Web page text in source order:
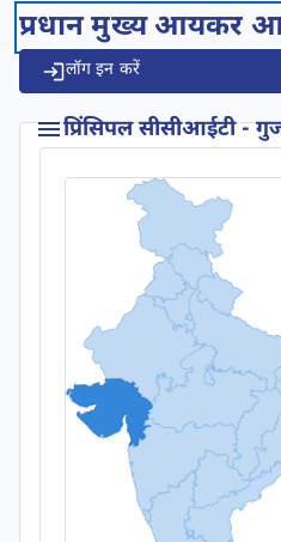
प्रधान मुख्य आयकर
लॉग इन करें
प्रिंसिपल सीसीआईटी -